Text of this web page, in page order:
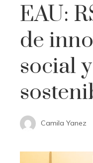
EAU:
de
social
Camila Yanez